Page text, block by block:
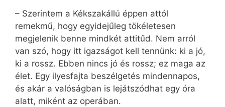
– Szerintem a Kékszakállú éppen attól
remekmű, hogy egyidejűleg tökéletesen
megjelenik benne mindkét attitűd. Nem arról
van szó, hogy itt igazságot kell tennünk: ki a jó,
ki a rossz. Ebben nincs jó és rossz; ez maga az
élet. Egy ilyesfajta beszélgetés mindennapos,
és akár a valóságban is lejátszódhat egy óra
alatt, miként az operában.